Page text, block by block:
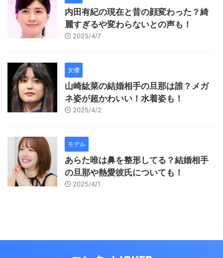
内田有紀の現在と昔の顔変わった？綺
麗すぎるや変わらないとの声も！
2025/4/7
女優
山崎紘菜の結婚相手の旦那は誰？メガ
ネ姿が超かわいい！水着姿も！
2025/4/2
モデル
あらた唯は鼻を整形してる？結婚相手
の旦那や熱愛彼氏についても！
2025/4/1